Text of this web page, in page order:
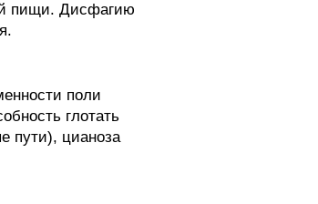
пищи. Дисфагию
поли
глотать
пути), цианоза